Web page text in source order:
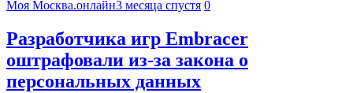
Моя Москва.онлайн3 месяца спустя 0
Разработчика игр Embracer
оштрафовали из-за закона о
персональных данных